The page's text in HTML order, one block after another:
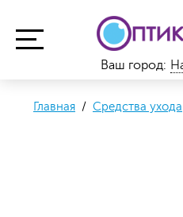
Ваш город:
Главная / Средства ухода